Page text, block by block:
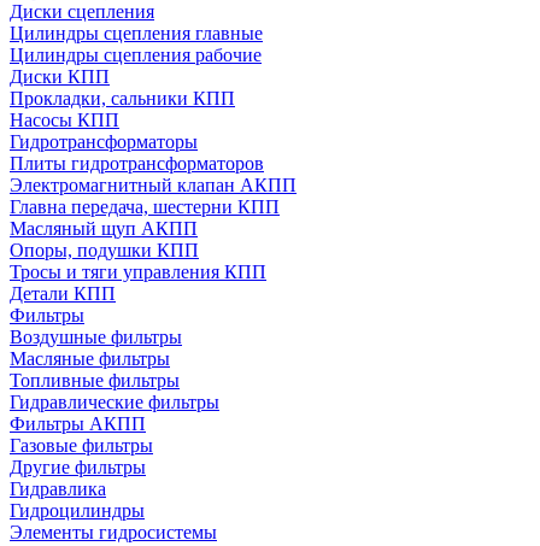
Диски сцепления
Цилиндры сцепления главные
Цилиндры сцепления рабочие
Диски КПП
Прокладки, сальники КПП
Насосы КПП
Гидротрансформаторы
Плиты гидротрансформаторов
Электромагнитный клапан АКПП
Главна передача, шестерни КПП
Масляный щуп АКПП
Опоры, подушки КПП
Тросы и тяги управления КПП
Детали КПП
Фильтры
Воздушные фильтры
Масляные фильтры
Топливные фильтры
Гидравлические фильтры
Фильтры АКПП
Газовые фильтры
Другие фильтры
Гидравлика
Гидроцилиндры
Элементы гидросистемы